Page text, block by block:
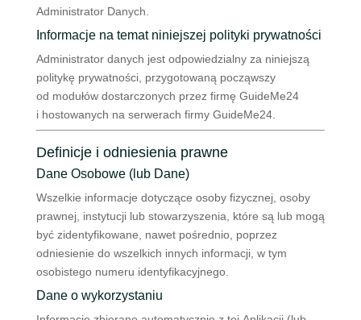
Administrator Danych.
Informacje na temat niniejszej polityki prywatności
Administrator danych jest odpowiedzialny za niniejszą
politykę prywatności, przygotowaną począwszy
od modułów dostarczonych przez firmę GuideMe24
i hostowanych na serwerach firmy GuideMe24.
Definicje i odniesienia prawne
Dane Osobowe (lub Dane)
Wszelkie informacje dotyczące osoby fizycznej, osoby
prawnej, instytucji lub stowarzyszenia, które są lub mogą
być zidentyfikowane, nawet pośrednio, poprzez
odniesienie do wszelkich innych informacji, w tym
osobistego numeru identyfikacyjnego.
Dane o wykorzystaniu